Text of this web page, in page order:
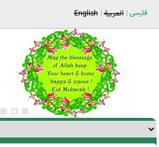
فارسی العربية English